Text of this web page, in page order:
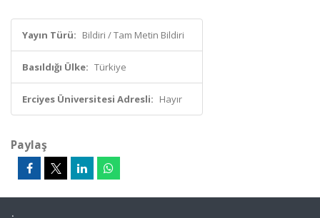
Yayın Türü: Bildiri / Tam Metin Bildiri
Basıldığı Ülke: Türkiye
Erciyes Üniversitesi Adresli: Hayır
Paylaş